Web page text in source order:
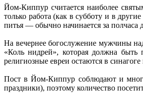
Йом-Киппур считается наиболее
только работа (как в субботу и в
питья — обычно начинается за полчаса
На вечернее богослужение мужчины
«Коль нидрей», которая должна быть
религиозные евреи остаются в
Пост в Йом-Киппур соблюдают и
праздники), поэтому количество